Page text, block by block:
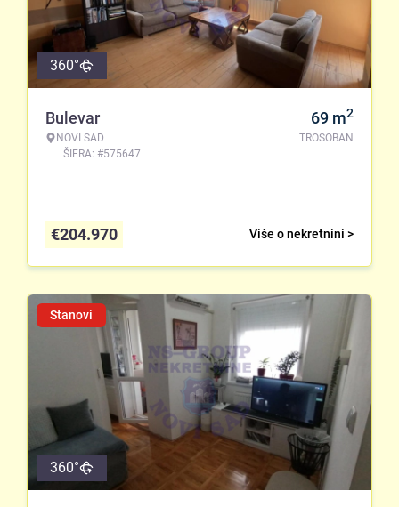
360°
Bulevar
NOVI SAD
ŠIFRA: #575647
69 m2
TROSOBAN
Više o nekretnini >
€204.970
Stanovi
360°